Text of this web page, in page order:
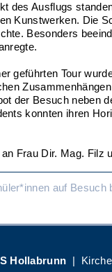
des Ausflugs
Kunstwerken. Die
Besonders
geführten Tour
der Besuch neben
konnten ihren
Frau Dir. Mag. Filz
auf Besuch
Hollabrunn |